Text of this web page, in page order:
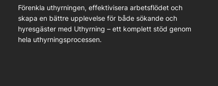
Förenkla uthyrningen, effektivisera arbetsflödet och
skapa en bättre upplevelse för både sökande och
hyresgäster med Uthyrning – ett komplett stöd genom
hela uthyrningsprocessen.